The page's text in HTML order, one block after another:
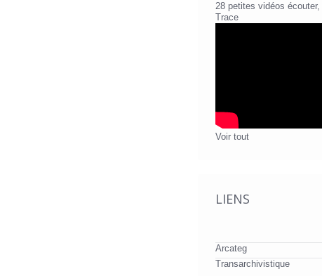
28 petites vidéos
Trace
Voir tout
LIENS
Arcateg
Transarchivistique